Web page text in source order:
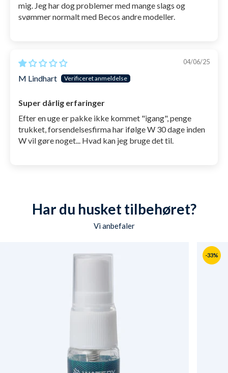
mig. Jeg har dog problemer med mange slags og
svømmer normalt med Becos andre modeller.
04/06/25
M Lindhart
Super dårlig erfaringer
Efter en uge er pakke ikke kommet "igang", penge
trukket, forsendelsesfirma har ifølge W 30 dage inden
W vil gøre noget... Hvad kan jeg bruge det til.
Har du husket tilbehøret?
Vi anbefaler
-33%